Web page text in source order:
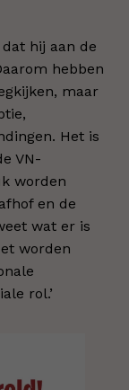
hij aan de
hebben
maar
Het is
VN-
worden
en de
wat er is
worden
rol.’